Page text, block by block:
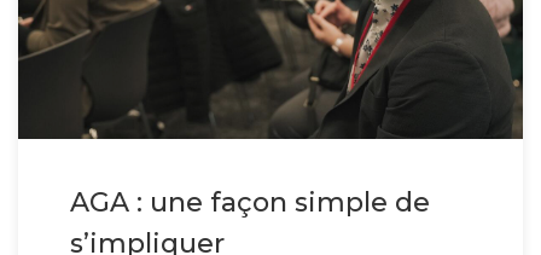
AGA : une façon simple de
s’impliquer